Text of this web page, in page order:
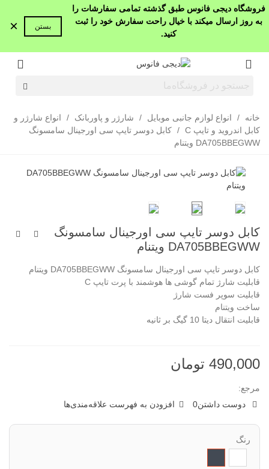
فروشگاه دیجی فانوس طبق گذشته تمامی سفارشات را
به روز ارسال میکند با خیال راحت سفارش خود را ثبت
کنید.
بستن ×
خانه / انواع لوازم جانبی موبایل / شارژر و پاوربانک /
انواع شارژر و
کابل اندروید و تایپ C
/ کابل دوسر تایپ سی اورجینال سامسونگ
DA705BBEGWW ویتنام
کابل دوسر تایپ سی اورجینال سامسونگ
DA705BBEGWW ویتنام
کابل دوسر تایپ سی اورجینال سامسونگ DA705BBEGWW ویتنام
قابلیت شارژ تمام گوشی ها هوشمند با پرت تایپ C
قابلیت سوپر فست شارژ
ساخت ویتنام
قابلیت انتقال دیتا 10 گیگ بر ثانیه
490,000 تومان
مرجع:
دوست داشتن0 افزودن به فهرست علاقه‌مندی‌ها
رنگ